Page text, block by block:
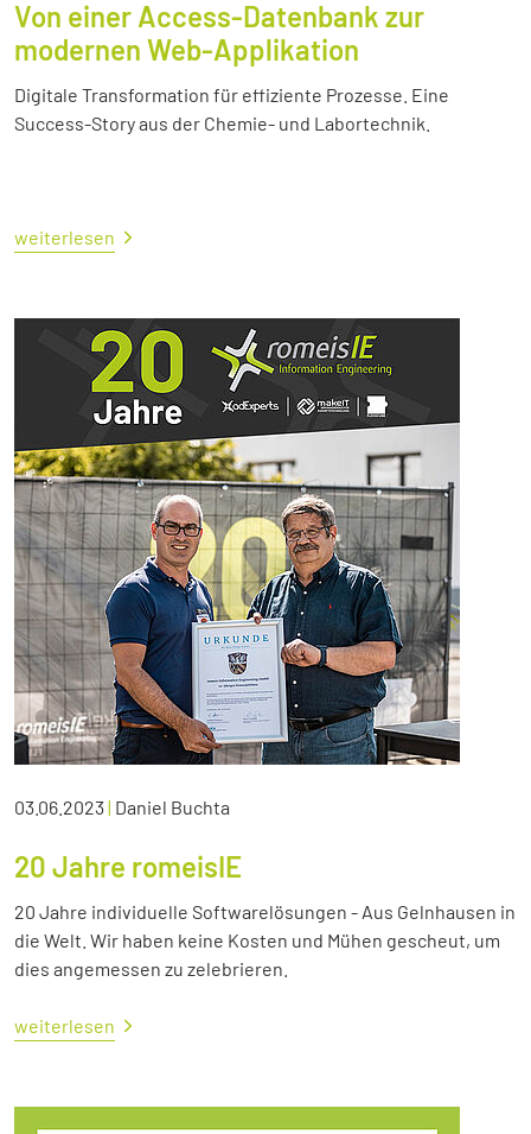
Von einer Access-Datenbank zur
modernen Web-Applikation
Digitale Transformation für effiziente Prozesse. Eine
Success-Story aus der Chemie- und Labortechnik.
weiterlesen
03.06.2023| Daniel Buchta
20 Jahre romeisIE
20 Jahre individuelle Softwarelösungen - Aus Gelnhausen in
die Welt. Wir haben keine Kosten und Mühen gescheut, um
dies angemessen zu zelebrieren.
weiterlesen